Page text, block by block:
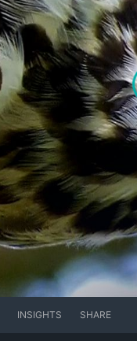
INSIGHTS SHARE